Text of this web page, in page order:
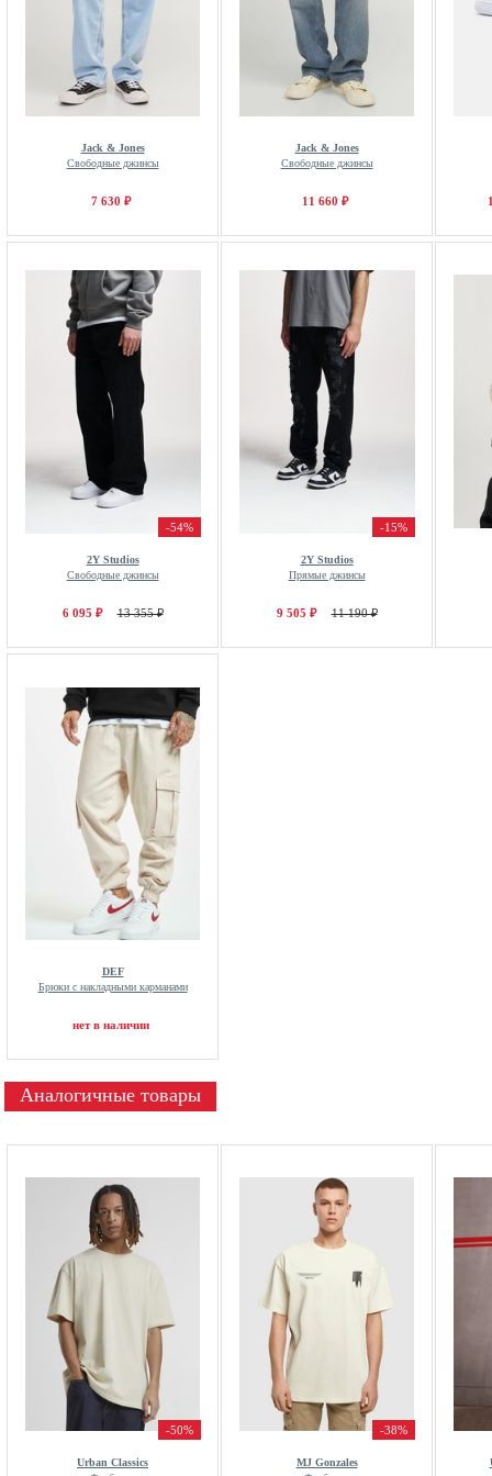
Jack & Jones
Свободные джинсы
7 630 ₽
Jack & Jones
Свободные джинсы
11 660 ₽
-54%
2Y Studios
Свободные джинсы
6 095 ₽ 13 355 ₽
-15%
2Y Studios
Прямые джинсы
9 505 ₽ 11 190 ₽
DEF
Брюки с накладными карманами
нет в наличии
Аналогичные товары
-50%
Urban Classics
-38%
MJ Gonzales